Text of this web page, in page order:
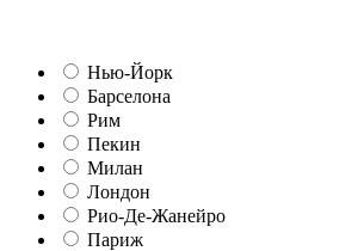
Нью-Йорк
Барселона
Рим
Пекин
Милан
Лондон
Рио-Де-Жанейро
Париж